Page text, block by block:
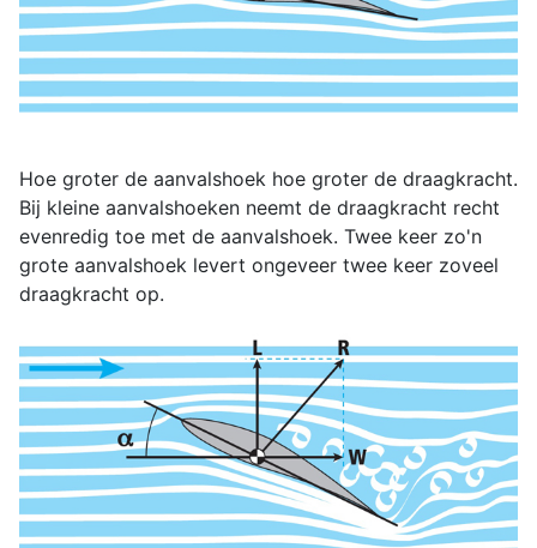
Hoe groter de aanvalshoek hoe groter de draagkracht.
Bij kleine aanvalshoeken neemt de draagkracht recht
evenredig toe met de aanvalshoek. Twee keer zo'n
grote aanvalshoek levert ongeveer twee keer zoveel
draagkracht op.